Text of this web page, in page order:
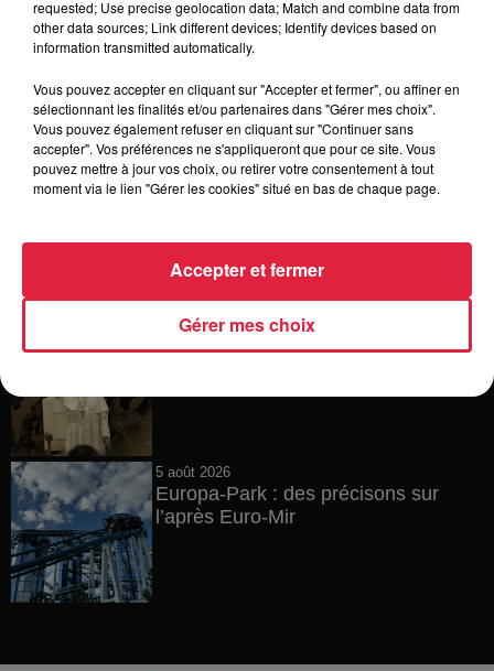
6 août 2026
Tags antisémites à Strasbourg :
6 août 2026
Au zoo de Mulhouse : rencontre
6 août 2026
Les dernières infos sur la venue du
5 août 2026
Europa-Park : des précisons sur
l’après Euro-Mir
requested; Use precise geolocation data; Match and combine data from
other data sources; Link different devices; Identify devices based on
information transmitted automatically.
Vous pouvez accepter en cliquant sur "Accepter et fermer", ou affiner en
sélectionnant les finalités et/ou partenaires dans "Gérer mes choix".
Vous pouvez également refuser en cliquant sur "Continuer sans
accepter". Vos préférences ne s'appliqueront que pour ce site. Vous
pouvez mettre à jour vos choix, ou retirer votre consentement à tout
moment via le lien "Gérer les cookies" situé en bas de chaque page.
Gérer mes choix
Accepter et fermer